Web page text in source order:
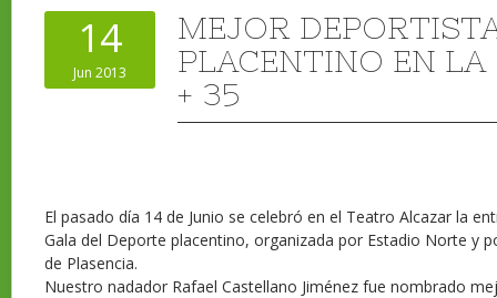
14
Jun 2013
MEJOR
PLACENTINO EN LA
+ 35
El pasado día 14 de Junio se celebró en el Teatro Alcazar la
Gala del Deporte placentino, organizada por Estadio Norte y
de Plasencia.
Nuestro nadador Rafael Castellano Jiménez fue nombrado